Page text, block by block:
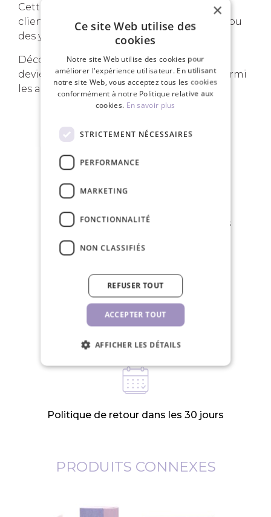
Cette courbure est excellente pour les
clientes ayant des cils naturels recourbés ou
des yeux enfoncés.
Découvrez pourquoi lesbouquets pré-fait
deviennent de plus en plus populaires parmi
les artistes de cils.
VOS AVANTAGES
Livraison gratuite pour les commandes
Nous expédions en 24 heures les jours
Politique de retour dans les 30 jours
PRODUITS CONNEXES
×
Ce site Web utilise des
cookies
Notre site Web utilise des cookies pour
améliorer l'expérience utilisateur. En utilisant
notre site Web, vous acceptez tous les cookies
conformément à notre Politique relative aux
cookies. En savoir plus
STRICTEMENT NÉCESSAIRES
PERFORMANCE
MARKETING
FONCTIONNALITÉ
NON CLASSIFIÉS
ACCEPTER TOUT
REFUSER TOUT
AFFICHER LES DÉTAILS